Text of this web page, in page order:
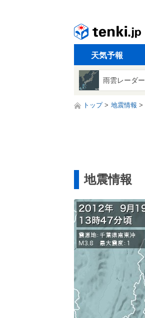
天気予報
雨雲レーダー
トップ 地震情報
地震情報